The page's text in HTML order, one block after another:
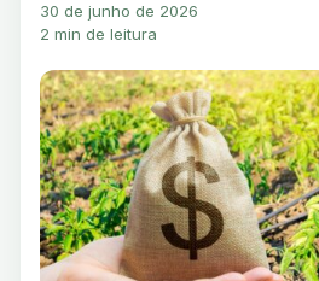
30 de junho de 2026
2 min de leitura